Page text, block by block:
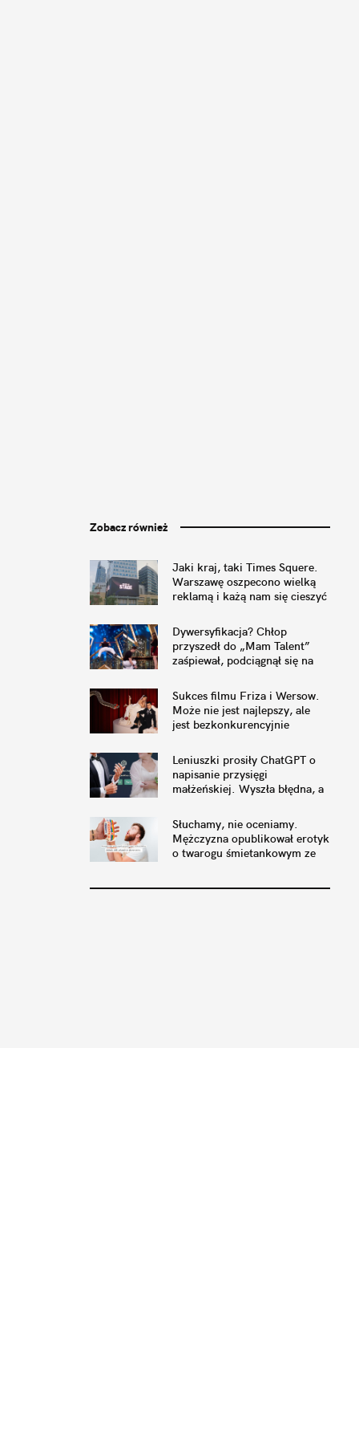
Zobacz również
Jaki kraj, taki Times Squere.
Warszawę oszpecono wielką
reklamą i każą nam się cieszyć
Dywersyfikacja? Chłop
przyszedł do „Mam Talent”
zaśpiewał, podciągnął się na
Sukces filmu Friza i Wersow.
Może nie jest najlepszy, ale
jest bezkonkurencyjnie
WĘŻY]
Leniuszki prosiły ChatGPT o
napisanie przysięgi
małżeńskiej. Wyszła błędna, a
Słuchamy, nie oceniamy.
Mężczyzna opublikował erotyk
o twarogu śmietankowym ze